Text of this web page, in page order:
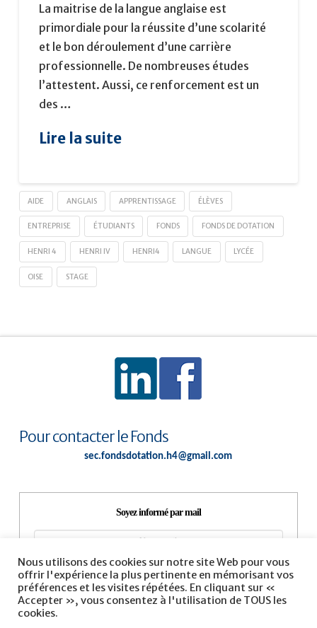
La maitrise de la langue anglaise est
primordiale pour la réussite d’une scolarité
et le bon déroulement d’une carrière
professionnelle. De nombreuses études
l’attestent. Aussi, ce renforcement est un
des …
Lire la suite
AIDE ANGLAIS APPRENTISSAGE ÉLÈVES
ENTREPRISE ÉTUDIANTS FONDS FONDS DE DOTATION
HENRI 4 HENRI IV HENRI4 LANGUE LYCÉE
OISE STAGE
Pour contacter le Fonds
sec.fondsdotation.h4@gmail.com
Soyez informé par mail
Nous utilisons des cookies sur notre site Web pour vous
offrir l'expérience la plus pertinente en mémorisant vos
préférences et les visites répétées. En cliquant sur «
Accepter », vous consentez à l'utilisation de TOUS les
cookies.